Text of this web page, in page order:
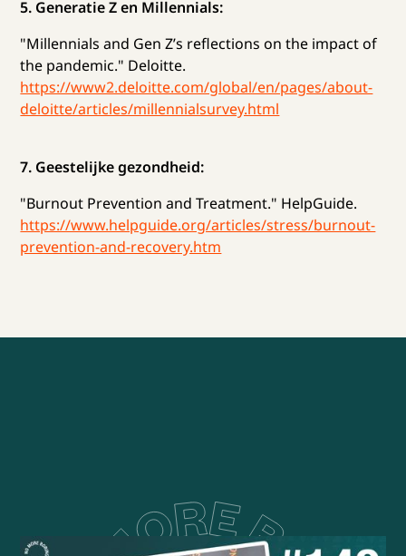
5. Generatie Z en Millennials:
"Millennials and Gen Z’s reflections on the impact of
the pandemic." Deloitte.
https://www2.deloitte.com/global/en/pages/about-
deloitte/articles/millennialsurvey.html
7. Geestelijke gezondheid:
"Burnout Prevention and Treatment." HelpGuide.
https://www.helpguide.org/articles/stress/burnout-
prevention-and-recovery.htm